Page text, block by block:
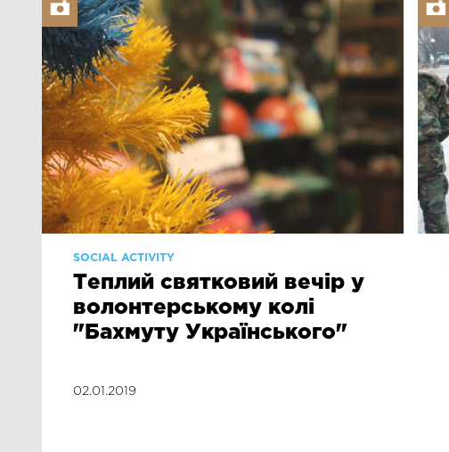
SOCIAL ACTIVITY
Теплий святковий вечір у
волонтерському колі
"Бахмуту Українського"
02.01.2019